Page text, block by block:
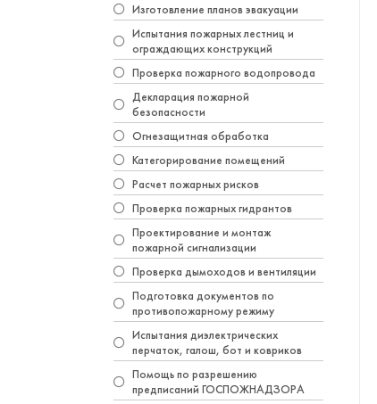
Изготовление планов эвакуации
Испытания пожарных лестниц и
ограждающих конструкций
Проверка пожарного водопровода
Декларация пожарной
безопасности
Огнезащитная обработка
Категорирование помещений
Расчет пожарных рисков
Проверка пожарных гидрантов
Проектирование и монтаж
пожарной сигнализации
Проверка дымоходов и вентиляции
Подготовка документов по
противопожарному режиму
Испытания диэлектрических
перчаток, галош, бот и ковриков
Помощь по разрешению
предписаний ГОСПОЖНАДЗОРА